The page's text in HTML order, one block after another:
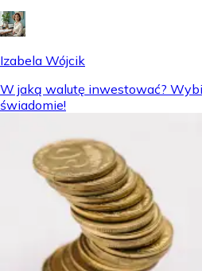
Izabela Wójcik
W jaką walutę inwestować?
świadomie!